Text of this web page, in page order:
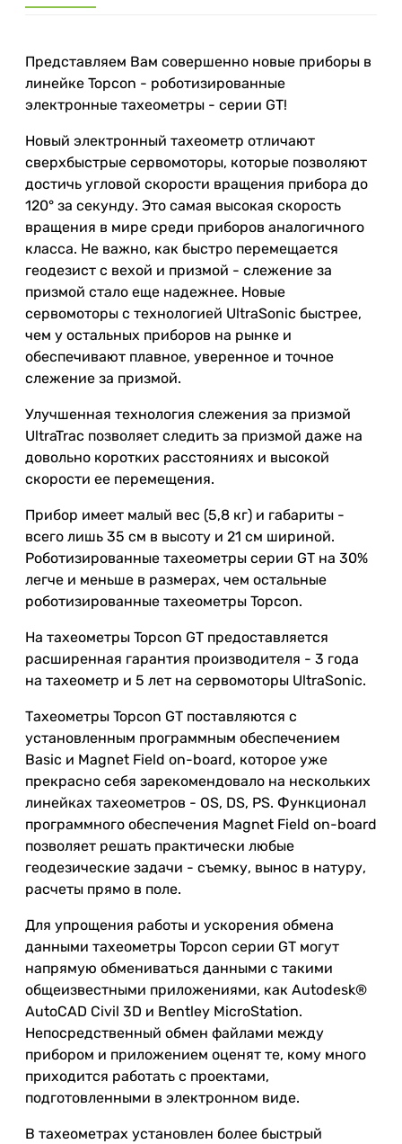
Представляем Вам совершенно новые приборы в
линейке Topcon - роботизированные
электронные тахеометры - серии GT!
Новый электронный тахеометр отличают
сверхбыстрые сервомоторы, которые позволяют
достичь угловой скорости вращения прибора до
120° за секунду. Это самая высокая скорость
вращения в мире среди приборов аналогичного
класса. Не важно, как быстро перемещается
геодезист с вехой и призмой - слежение за
призмой стало еще надежнее. Новые
сервомоторы с технологией UltraSonic быстрее,
чем у остальных приборов на рынке и
обеспечивают плавное, уверенное и точное
слежение за призмой.
Улучшенная технология слежения за призмой
UltraTrac позволяет следить за призмой даже на
довольно коротких расстояниях и высокой
скорости ее перемещения.
Прибор имеет малый вес (5,8 кг) и габариты -
всего лишь 35 см в высоту и 21 см шириной.
Роботизированные тахеометры серии GT на 30%
легче и меньше в размерах, чем остальные
роботизированные тахеометры Topcon.
На тахеометры Topcon GT предоставляется
расширенная гарантия производителя - 3 года
на тахеометр и 5 лет на сервомоторы UltraSonic.
Тахеометры Topcon GT поставляются с
установленным программным обеспечением
Basic и Magnet Field on-board, которое уже
прекрасно себя зарекомендовало на нескольких
линейках тахеометров - OS, DS, PS. Функционал
программного обеспечения Magnet Field on-board
позволяет решать практически любые
геодезические задачи - съемку, вынос в натуру,
расчеты прямо в поле.
Для упрощения работы и ускорения обмена
данными тахеометры Topcon серии GT могут
напрямую обмениваться данными с такими
общеизвестными приложениями, как Autodesk®
AutoCAD Civil 3D и Bentley MicroStation.
Непосредственный обмен файлами между
прибором и приложением оценят те, кому много
приходится работать с проектами,
подготовленными в электронном виде.
В тахеометрах установлен более быстрый